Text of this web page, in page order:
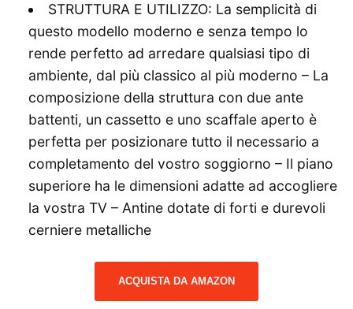
STRUTTURA E UTILIZZO: La semplicità di
questo modello moderno e senza tempo lo
rende perfetto ad arredare qualsiasi tipo di
ambiente, dal più classico al più moderno – La
composizione della struttura con due ante
battenti, un cassetto e uno scaffale aperto è
perfetta per posizionare tutto il necessario a
completamento del vostro soggiorno – Il piano
superiore ha le dimensioni adatte ad accogliere
la vostra TV – Antine dotate di forti e durevoli
cerniere metalliche
ACQUISTA DA AMAZON